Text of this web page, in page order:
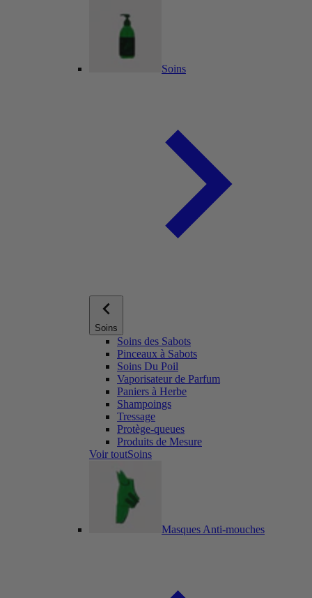
Soins
Soins
Soins des Sabots
Pinceaux à Sabots
Soins Du Poil
Vaporisateur de Parfum
Paniers à Herbe
Shampoings
Tressage
Protège-queues
Produits de Mesure
Voir toutSoins
Masques Anti-mouches